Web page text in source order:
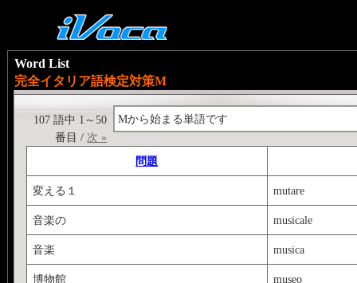
Word List
完全イタリア語検定対策M
Mから始まる単語です
107 語中 1～50
番目 / 次 »
問題
変える１ mutare
音楽の musicale
音楽 musica
博物館 museo